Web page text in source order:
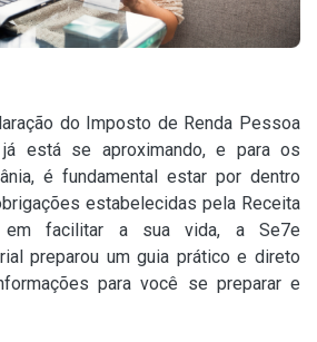
do Imposto de Renda Pessoa
está se aproximando, e para os
é fundamental estar por dentro
estabelecidas pela Receita
em facilitar a sua vida, a Se7e
preparou um guia prático e direto
para você se preparar e